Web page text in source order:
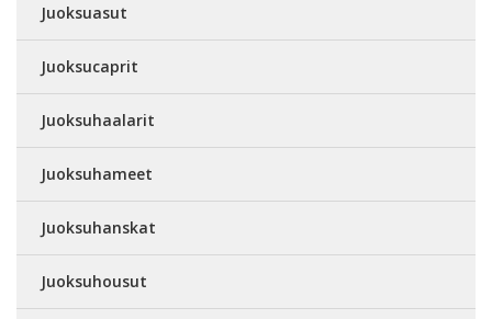
Juoksuasut
Juoksucaprit
Juoksuhaalarit
Juoksuhameet
Juoksuhanskat
Juoksuhousut